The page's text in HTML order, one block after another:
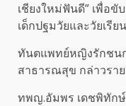
เชียงใหม่ฟันดี” เพื่อขั
เด็กปฐมวัยและวัยเรีย
ทันตแพทย์หญิงรักชน
สาธารณสุข กล่าวรา
ทพญ.อัมพร เดชพิทัก